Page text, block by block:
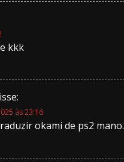
kkk
às 23:16
okami de ps2 mano.